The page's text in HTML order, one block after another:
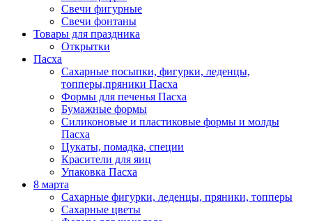
Свечи фигурные
Свечи фонтаны
Товары для праздника
Открытки
Пасха
Сахарные посыпки, фигурки, леденцы,
топперы,пряники Пасха
Формы для печенья Пасха
Бумажные формы
Силиконовые и пластиковые формы и молды
Пасха
Цукаты, помадка, специи
Красители для яиц
Упаковка Пасха
8 марта
Сахарные фигурки, леденцы, пряники, топперы
Сахарные цветы